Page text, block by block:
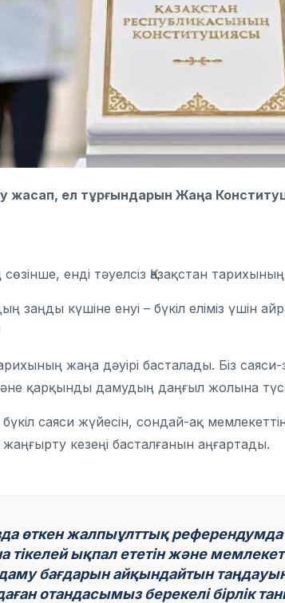
жасап, ел тұрғындарын Жаңа
енді тәуелсіз Қазақстан
заңды күшіне енуі – бүкіл еліміз
тарихының жаңа дәуірі басталады. Біз
қарқынды дамудың даңғыл жолына
саяси жүйесін, сондай-ақ
кезеңі басталғанын аңғартады.
өткен жалпыұлттық
тікелей ықпал ететін және
даму бағдарын айқындайтын
отандасымыз берекелі бірлік